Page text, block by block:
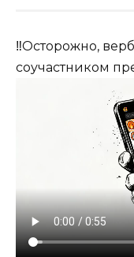
‼Осторожно,
соучастником